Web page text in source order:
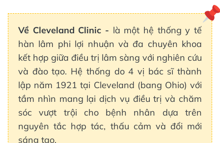
Về Cleveland Clinic - là một hệ thống y tế
hàn lâm phi lợi nhuận và đa chuyên khoa
kết hợp giữa điều trị lâm sàng với nghiên cứu
và đào tạo. Hệ thống do 4 vị bác sĩ thành
lập năm 1921 tại Cleveland (bang Ohio) với
tầm nhìn mang lại dịch vụ điều trị và chăm
sóc vượt trội cho bệnh nhân dựa trên
nguyên tắc hợp tác, thấu cảm và đổi mới
sáng tạo.